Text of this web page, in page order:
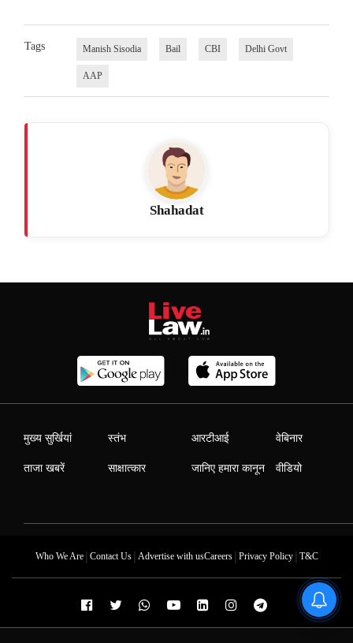
Tags Manish Sisodia Bail CBI Delhi Govt
AAP
Shahadat
मुख्य सुर्खियां
ताजा खबरें
स्तंभ
साक्षात्कार
आरटीआई
जानिए हमारा कानून
वेबिनार
वीडियो
Who We Are| Contact Us| Advertise with usCareers| Privacy Policy| T&C